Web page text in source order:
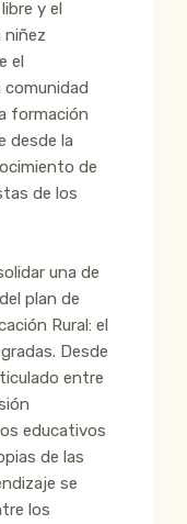
y el
niñez
el
formación
desde la
de
de los
una de
plan de
Rural: el
Desde
entre
educativos
de las
se
los